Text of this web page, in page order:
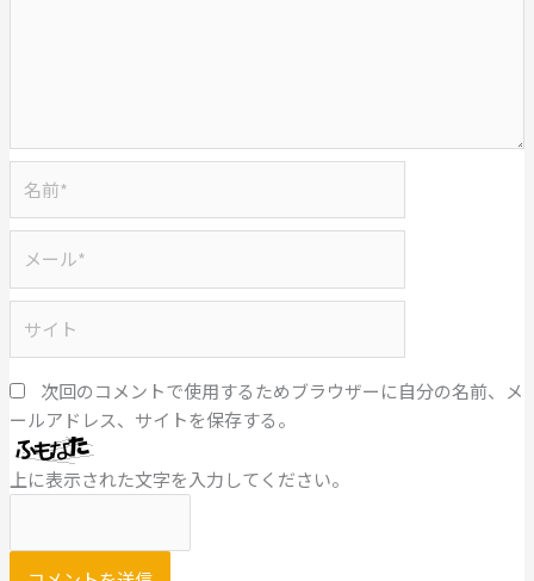
前
*
ー
ル
次回のコメントで使用するためブラウザーに自分の名前、メ
ールアドレス、サイトを保存する。
上に表示された文字を入力してください。